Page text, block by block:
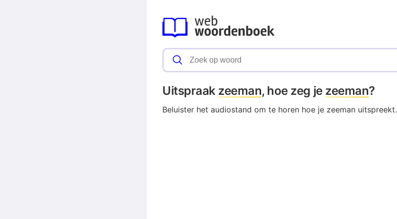
Uitspraak zeeman, hoe zeg je zeeman?
Beluister het audiostand om te horen hoe je zeeman uitspreekt.